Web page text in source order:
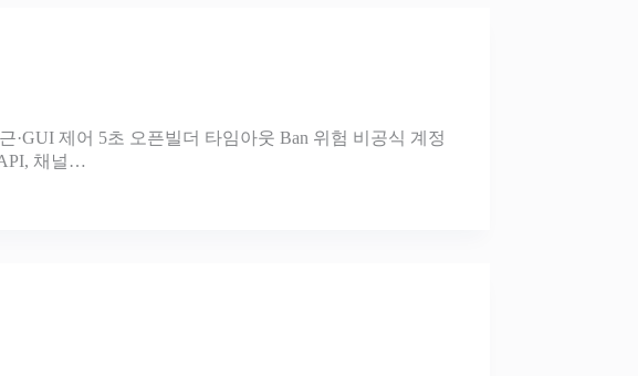
·GUI 제어 5초 오픈빌더 타임아웃 Ban 위험 비공식 계정
채널…